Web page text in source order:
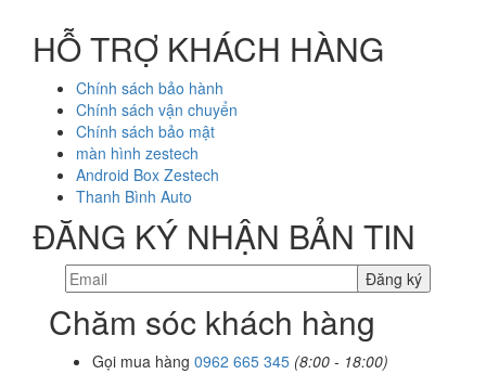
HỖ TRỢ KHÁCH HÀNG
Chính sách bảo hành
Chính sách vận chuyển
Chính sách bảo mật
màn hình zestech
Android Box Zestech
Thanh Bình Auto
ĐĂNG KÝ NHẬN BẢN TIN
Chăm sóc khách hàng
Gọi mua hàng 0962 665 345 (8:00 - 18:00)